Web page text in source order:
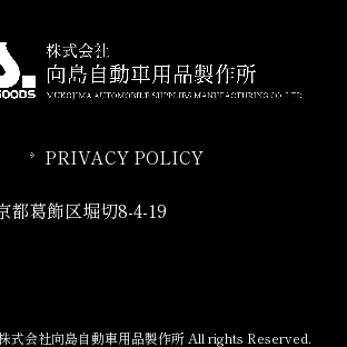
PRIVACY POLICY
葛飾区堀切8-4-19
式会社向島自動車用品製作所 All rights Reserved.